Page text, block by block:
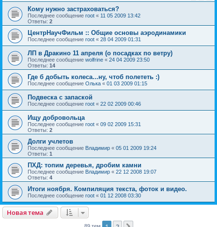
Кому нужно застраховаться?
Последнее сообщение root « 11 05 2009 13:42
Ответы: 2
ЦентрНаучФильм :: Общие основы аэродинамики
Последнее сообщение root « 28 04 2009 01:31
ЛП в Дракино 11 апреля (о посадках по ветру)
Последнее сообщение wolfrine « 24 04 2009 23:50
Ответы: 14
Где б добыть колеса...ну, чтоб полететь :)
Последнее сообщение Олька « 01 03 2009 01:15
Подвеска с запаской
Последнее сообщение root « 22 02 2009 00:46
Ищу добровольца
Последнее сообщение root « 09 02 2009 15:31
Ответы: 2
Долги учлетов
Последнее сообщение Владимир « 05 01 2009 19:24
Ответы: 1
ПХД: топим деревья, дробим камни
Последнее сообщение Владимир « 22 12 2008 19:07
Ответы: 4
Итоги ноября. Компиляция текста, фоток и видео.
Последнее сообщение root « 01 12 2008 03:30
Новая тема